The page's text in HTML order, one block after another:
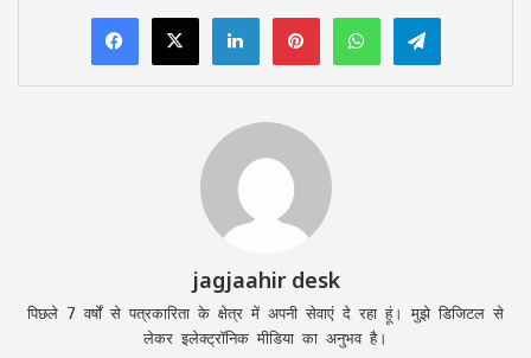
LinkedInPinterestWhatsAppTelegram
jagjaahir desk
पिछले 7 वर्षों से पत्रकारिता के क्षेत्र में अपनी सेवाएं दे रहा हूं। मुझे डिजिटल से
लेकर इलेक्ट्रॉनिक मीडिया का अनुभव है।